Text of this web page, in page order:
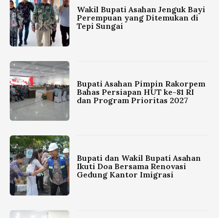
Wakil Bupati Asahan Jenguk Bayi
Perempuan yang Ditemukan di
Tepi Sungai
Bupati Asahan Pimpin Rakorpem
Bahas Persiapan HUT ke-81 RI
dan Program Prioritas 2027
Bupati dan Wakil Bupati Asahan
Ikuti Doa Bersama Renovasi
Gedung Kantor Imigrasi